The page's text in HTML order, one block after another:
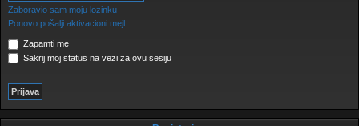
Zaboravio sam moju lozinku
Ponovo pošalji aktivacioni mejl
Zapamti me
Sakrij moj status na vezi za ovu sesiju